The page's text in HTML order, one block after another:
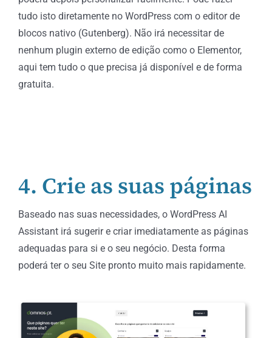
tudo isto diretamente no WordPress com o editor de
blocos nativo (Gutenberg). Não irá necessitar de
nenhum plugin externo de edição como o Elementor,
aqui tem tudo o que precisa já disponível e de forma
gratuita.
4. Crie as suas páginas
Baseado nas suas necessidades, o WordPress AI
Assistant irá sugerir e criar imediatamente as páginas
adequadas para si e o seu negócio. Desta forma
poderá ter o seu Site pronto muito mais rapidamente.